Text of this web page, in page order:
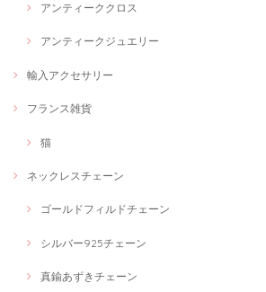
アンティーククロス
アンティークジュエリー
輸入アクセサリー
フランス雑貨
猫
ネックレスチェーン
ゴールドフィルドチェーン
シルバー925チェーン
真鍮あずきチェーン